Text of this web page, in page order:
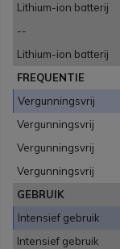
Lithium-ion batterij
--
Lithium-ion batterij
FREQUENTIE
Vergunningsvrij
Vergunningsvrij
Vergunningsvrij
Vergunningsvrij
GEBRUIK
Intensief gebruik
Intensief gebruik